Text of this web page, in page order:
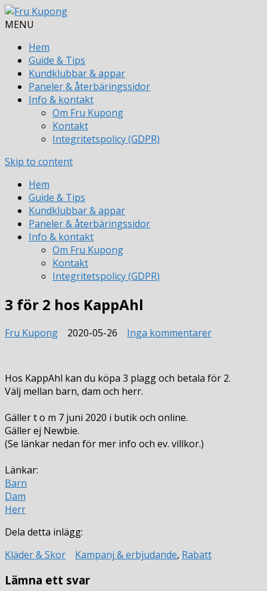
MENU
Hem
Guide & Tips
Kundklubbar & appar
Paneler & återbäringssidor
Info & kontakt
Om Fru Kupong
Kontakt
Integritetspolicy (GDPR)
Skip to content
Hem
Guide & Tips
Kundklubbar & appar
Paneler & återbäringssidor
Info & kontakt
Om Fru Kupong
Kontakt
Integritetspolicy (GDPR)
3 för 2 hos KappAhl
Fru Kupong 2020-05-26 Inga kommentarertill
2
hos
Hos KappAhl kan du köpa 3 plagg och betala för 2.
Välj mellan barn, dam och herr.
Gäller t o m 7 juni 2020 i butik och online.
Gäller ej Newbie.
(Se länkar nedan för mer info och ev. villkor.)
Länkar:
Barn
Dam
Herr
Dela detta inlägg:
Kläder & Skor
Kampanj & erbjudande, Rabatt
Lämna ett svar